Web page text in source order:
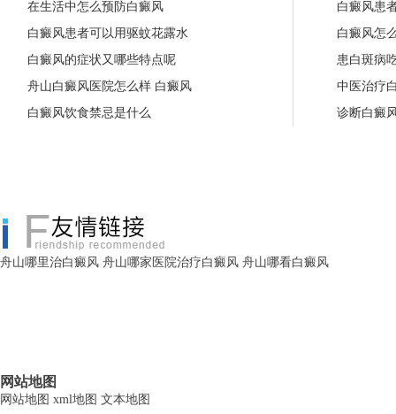
在生活中怎么预防白癜风
白癜风患者可以用驱蚊花露水
白癜风的症状又哪些特点呢
舟山白癜风医院怎么样 白癜风
白癜风饮食禁忌是什么
白癜风患
白癜风怎
患白斑病
中医治疗
诊断白癜
舟山哪里治白癜风 舟山哪家医院治疗白癜风 舟山哪看白癜风
网站地图
网站地图 xml地图 文本地图